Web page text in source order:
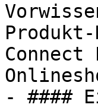
- ####